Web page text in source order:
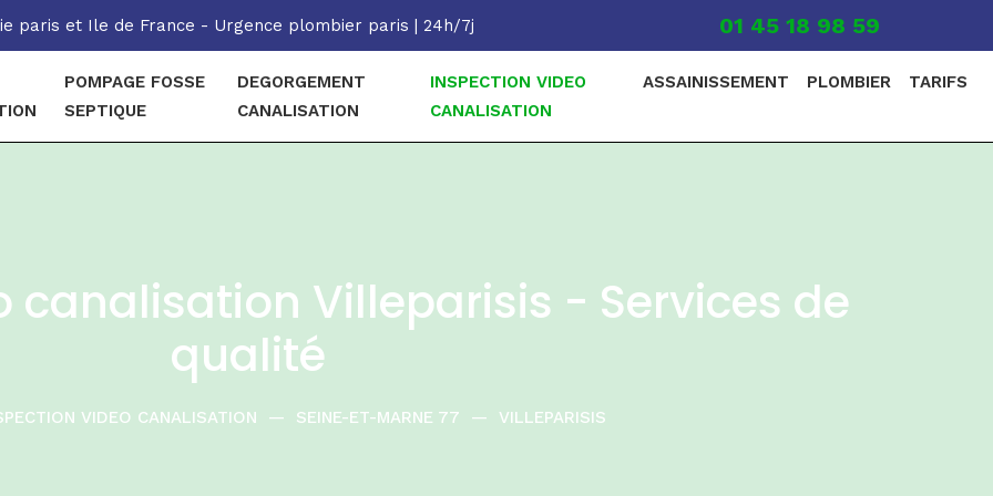
paris et Ile de France - Urgence plombier paris | 24h/7j 01 45 18 98 59
POMPAGE FOSSE
SEPTIQUE
DEGORGEMENT
CANALISATION
INSPECTION VIDEO
CANALISATION
ASSAINISSEMENT PLOMBIER TARIFS
canalisation Villeparisis - Services de
qualité
VIDEO CANALISATION — SEINE-ET-MARNE 77 — VILLEPARISIS